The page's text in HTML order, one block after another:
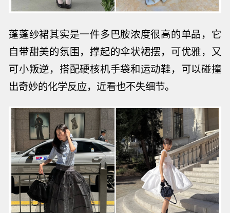
蓬蓬纱裙其实是一件多巴胺浓度很高的单品，它
自带甜美的氛围，撑起的伞状裙摆，可优雅，又
可小叛逆，搭配硬核机手袋和运动鞋，可以碰撞
出奇妙的化学反应， 近看也不失细节。